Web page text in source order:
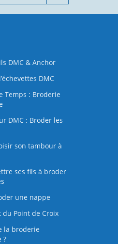
DMC & Anchor
DMC
Temps : Broderie
DMC : Broder les
son tambour à
ses fils à broder
une nappe
du Point de Croix
la broderie
?